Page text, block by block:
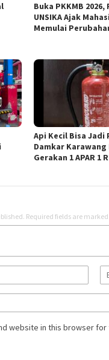
Buka PKKMB
UNSIKA Ajak
Memulai
Api Kecil Bisa Jadi
Damkar
Gerakan 1 APAR 1
Required fields are marked
website in this browser